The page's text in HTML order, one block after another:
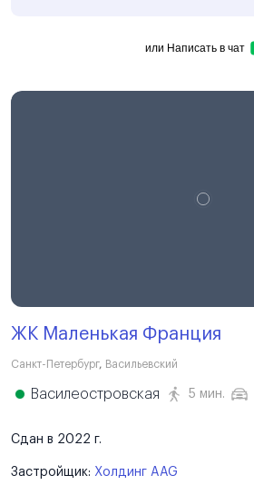
или Написать в чат
ЖК Маленькая Франция
Санкт-Петербург, Васильевский
Василеостровская 5 мин.
Сдан в 2022 г.
Застройщик: Холдинг AAG